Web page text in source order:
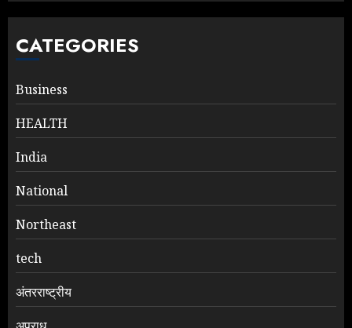
CATEGORIES
Business
HEALTH
India
National
Northeast
tech
अंतरराष्ट्रीय